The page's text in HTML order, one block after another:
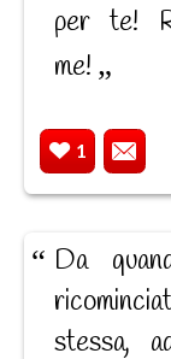
per te!
me!
1
Da
stessa,